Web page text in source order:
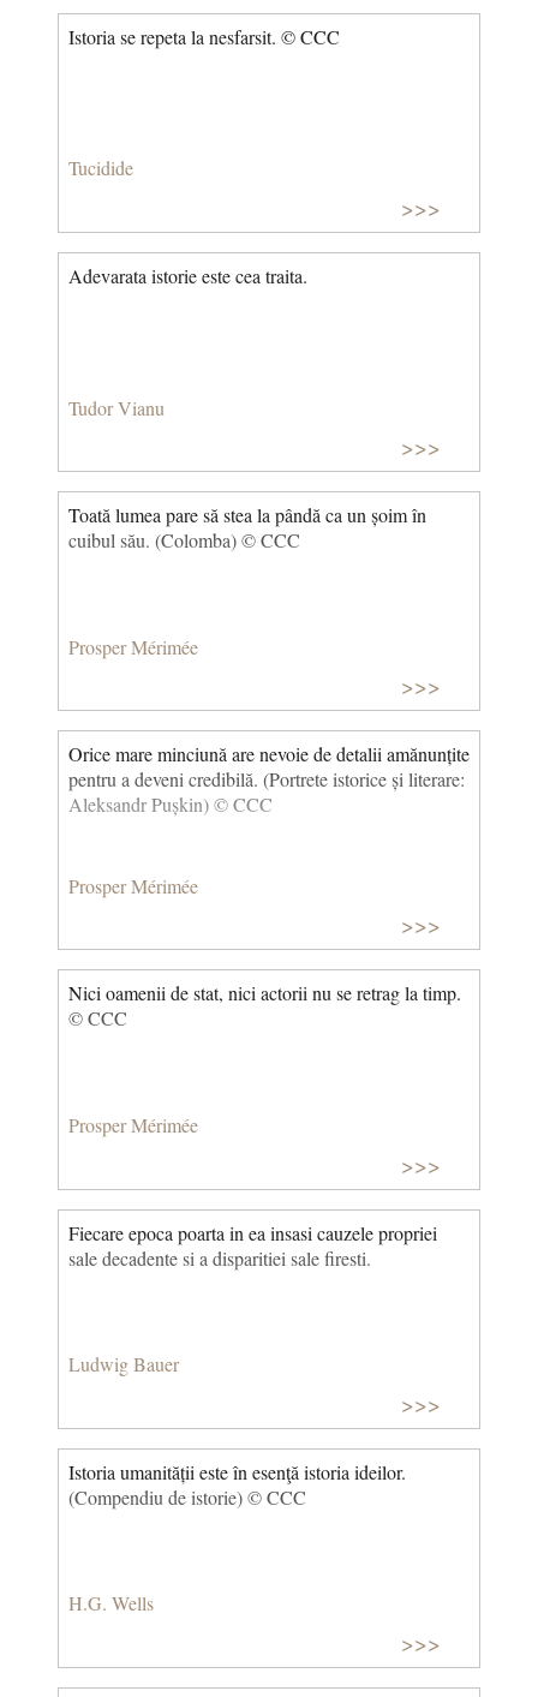
Istoria se repeta la nesfarsit. © CCC
Tucidide
>>>
Adevarata istorie este cea traita.
Tudor Vianu
>>>
Toată lumea pare să stea la pândă ca un șoim în
cuibul său. (Colomba) © CCC
Prosper Mérimée
>>>
Orice mare minciună are nevoie de detalii amănunțite
pentru a deveni credibilă. (Portrete istorice și literare:
Aleksandr Pușkin) © CCC
Prosper Mérimée
>>>
Nici oamenii de stat, nici actorii nu se retrag la timp.
© CCC
Prosper Mérimée
>>>
Fiecare epoca poarta in ea insasi cauzele propriei
sale decadente si a disparitiei sale firesti.
Ludwig Bauer
>>>
Istoria umanității este în esenţă istoria ideilor.
(Compendiu de istorie) © CCC
H.G. Wells
>>>